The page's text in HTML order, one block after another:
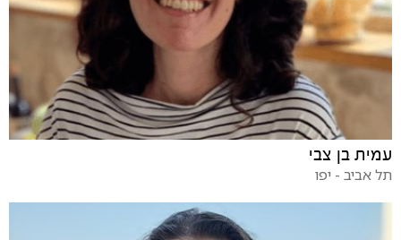
עמית בן צבי
תל אביב - יפו